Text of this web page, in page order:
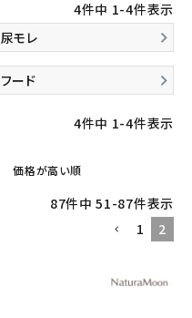
4件中 1-4件表示
尿モレ
フード
4件中 1-4件表示
価格が高い順
87件中 51-87件表示
1
2